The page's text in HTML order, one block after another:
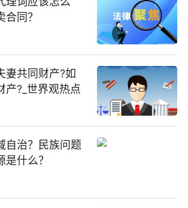
同？
妻共同财产?如
产?_世界观热点
自治？民族问题
什么？